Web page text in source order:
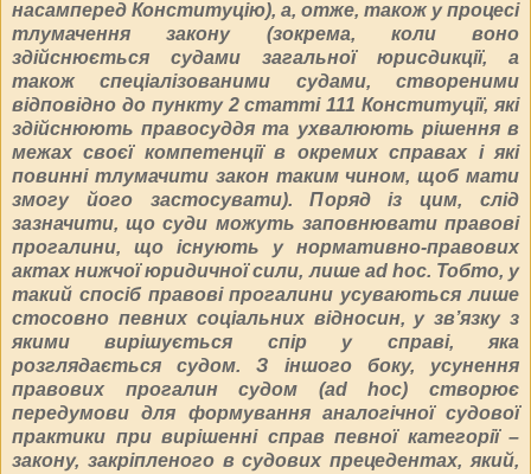
насамперед Конституцію), а, отже, також у процесі
тлумачення закону (зокрема, коли воно
здійснюється судами загальної юрисдикції, а
також спеціалізованими судами, створеними
відповідно до пункту 2 статті 111 Конституції, які
здійснюють правосуддя та ухвалюють рішення в
межах своєї компетенції в окремих справах і які
повинні тлумачити закон таким чином, щоб мати
змогу його застосувати). Поряд із цим, слід
зазначити, що суди можуть заповнювати правові
прогалини, що існують у нормативно-правових
актах нижчої юридичної сили, лише ad hoc. Тобто, у
такий спосіб правові прогалини усуваються лише
стосовно певних соціальних відносин, у зв’язку з
якими вирішується спір у справі, яка
розглядається судом. З іншого боку, усунення
правових прогалин судом (ad hoc) створює
передумови для формування аналогічної судової
практики при вирішенні справ певної категорії –
закону, закріпленого в судових прецедентах, який,